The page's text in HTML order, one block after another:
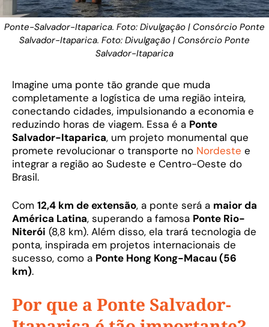
Ponte-Salvador-Itaparica. Foto: Divulgação | Consórcio Ponte
Salvador-Itaparica. Foto: Divulgação | Consórcio Ponte
Salvador-Itaparica
Imagine uma ponte tão grande que muda
completamente a logística de uma região inteira,
conectando cidades, impulsionando a economia e
reduzindo horas de viagem. Essa é a Ponte
Salvador-Itaparica, um projeto monumental que
promete revolucionar o transporte no Nordeste e
integrar a região ao Sudeste e Centro-Oeste do
Brasil.
Com 12,4 km de extensão, a ponte será a maior da
América Latina, superando a famosa Ponte Rio-
Niterói (8,8 km). Além disso, ela trará tecnologia de
ponta, inspirada em projetos internacionais de
sucesso, como a Ponte Hong Kong-Macau (56
km).
Por que a Ponte Salvador-